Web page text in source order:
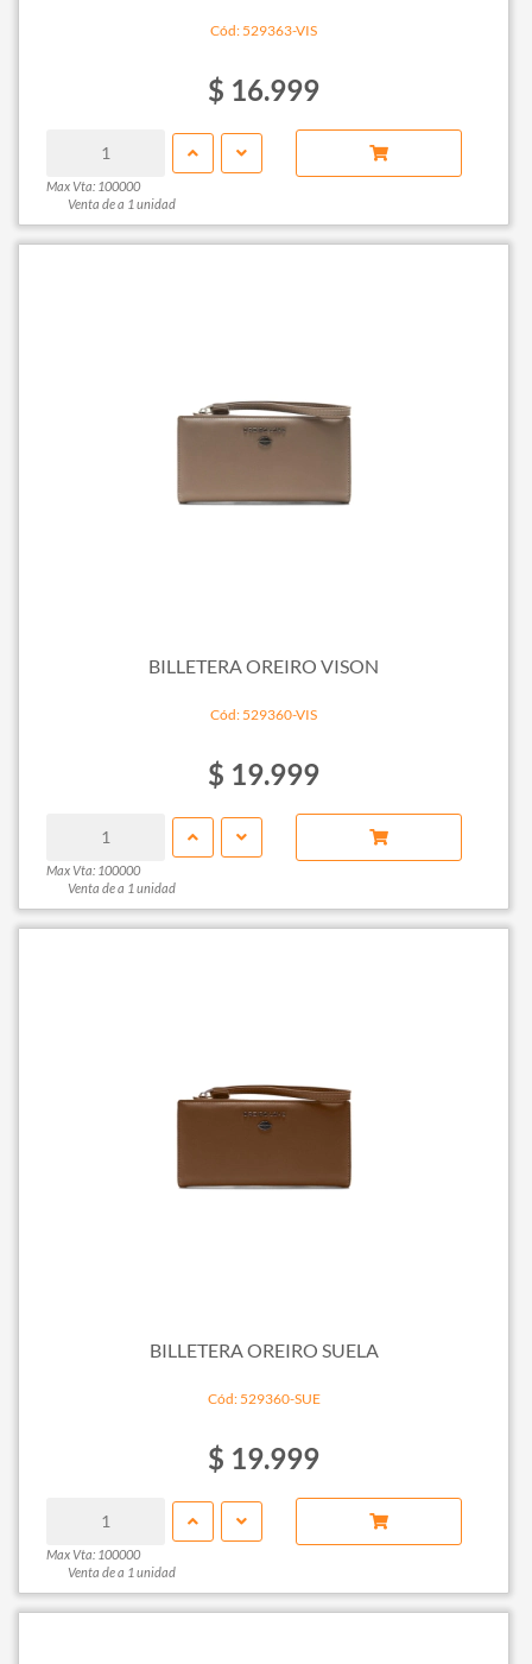
Cód: 529363-VIS
$ 16.999
Max Vta: 100000
Venta de a 1 unidad
BILLETERA OREIRO VISON
Cód: 529360-VIS
$ 19.999
Max Vta: 100000
Venta de a 1 unidad
BILLETERA OREIRO SUELA
Cód: 529360-SUE
$ 19.999
Max Vta: 100000
Venta de a 1 unidad